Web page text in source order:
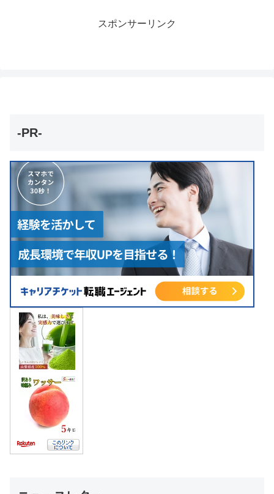
スポンサーリンク
-PR-